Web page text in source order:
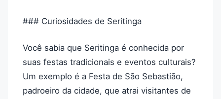
### Curiosidades de Seritinga
Você sabia que Seritinga é conhecida por
suas festas tradicionais e eventos culturais?
Um exemplo é a Festa de São Sebastião,
padroeiro da cidade, que atrai visitantes de